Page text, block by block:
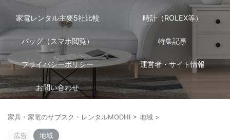
家電レンタル主要5社比較 時計（ROLEX等）
バッグ（スマホ閲覧） 特集記事
プライバシーポリシー 運営者・サイト情報
お問い合わせ
家具・家電のサブスク・レンタルMODHI > 地域 >
広告 地域